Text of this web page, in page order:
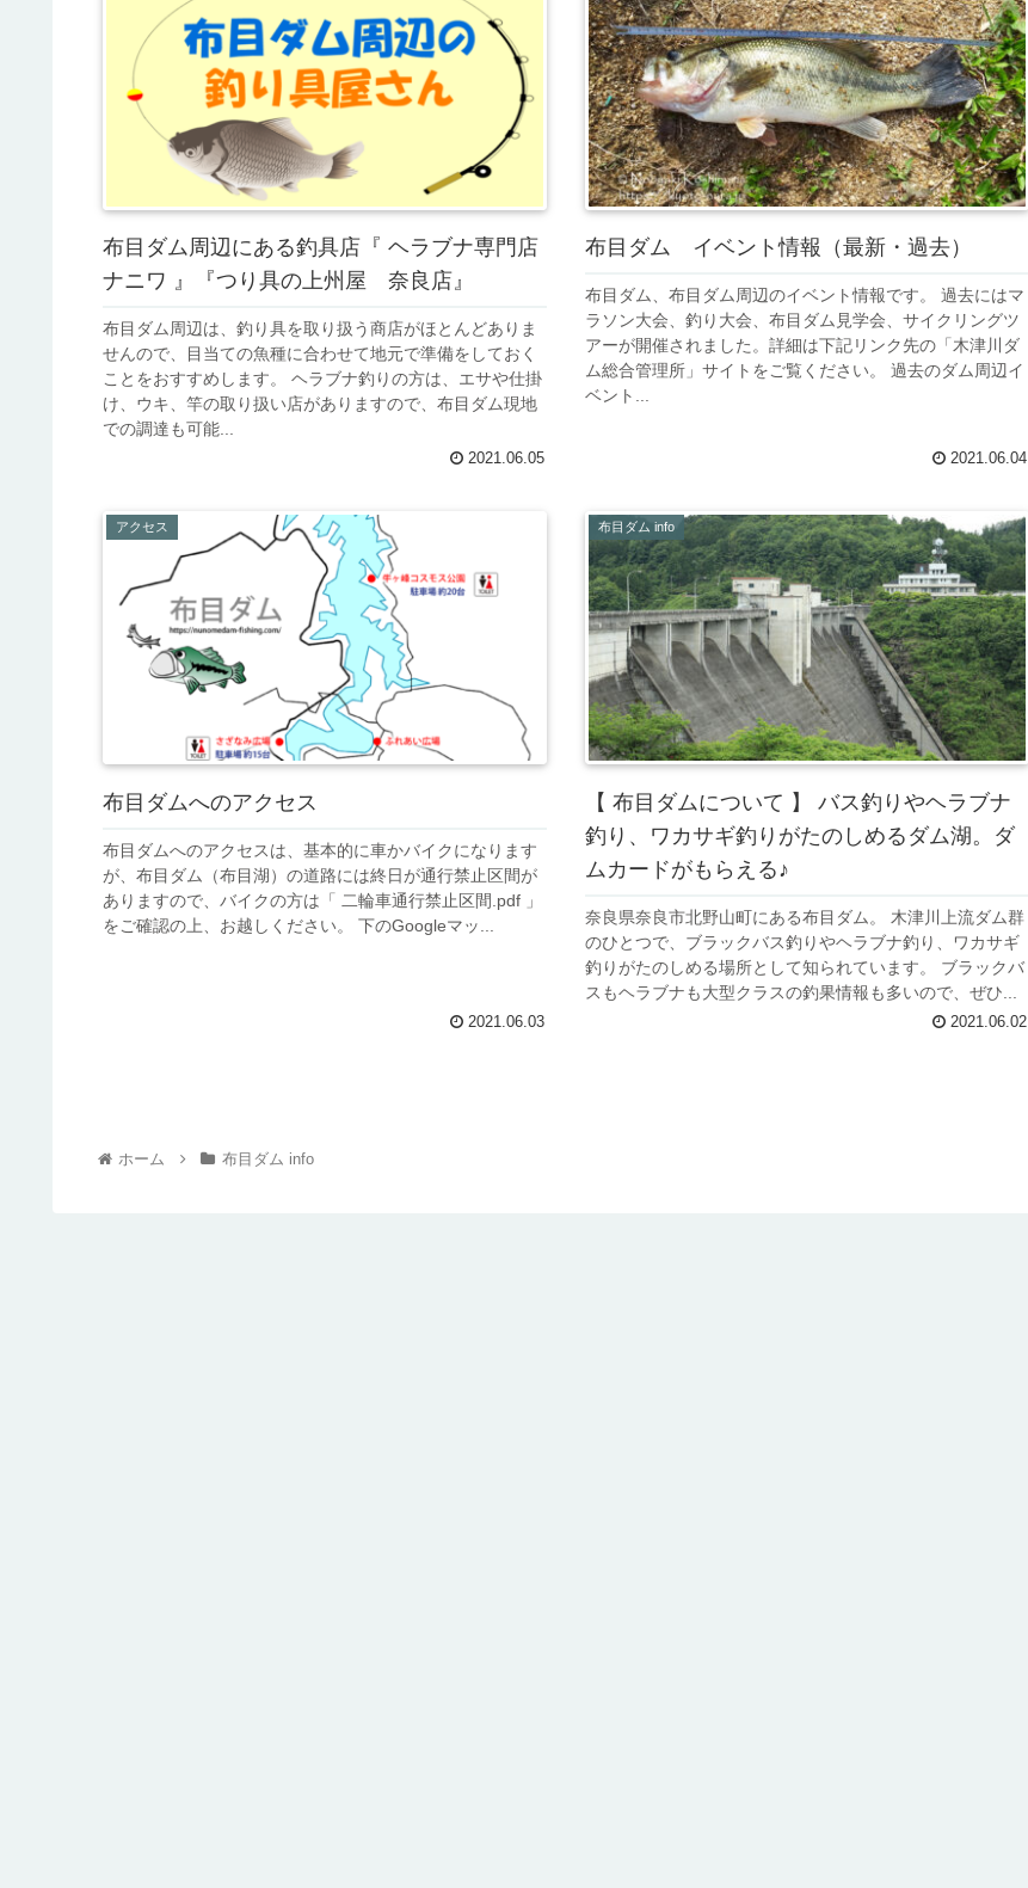
布目ダム周辺にある釣具店『 ヘラブナ専門店
ナニワ 』『つり具の上州屋 奈良店』
布目ダム周辺は、釣り具を取り扱う商店がほとんどありま
せんので、目当ての魚種に合わせて地元で準備をしておく
ことをおすすめします。 ヘラブナ釣りの方は、エサや仕掛
け、ウキ、竿の取り扱い店がありますので、布目ダム現地
での調達も可能...
2021.06.05
布目ダム イベント情報（最新・過去）
布目ダム、布目ダム周辺のイベント情報です。 過去にはマ
ラソン大会、釣り大会、布目ダム見学会、サイクリングツ
アーが開催されました。詳細は下記リンク先の「木津川ダ
ム総合管理所」サイトをご覧ください。 過去のダム周辺イ
ベント...
2021.06.04
アクセス
布目ダムへのアクセス
布目ダムへのアクセスは、基本的に車かバイクになります
が、布目ダム（布目湖）の道路には終日が通行禁止区間が
ありますので、バイクの方は「 二輪車通行禁止区間.pdf 」
をご確認の上、お越しください。 下のGoogleマッ...
2021.06.03
布目ダム info
【 布目ダムについて 】 バス釣りやヘラブナ
釣り、ワカサギ釣りがたのしめるダム湖。ダ
ムカードがもらえる♪
奈良県奈良市北野山町にある布目ダム。 木津川上流ダム群
のひとつで、ブラックバス釣りやヘラブナ釣り、ワカサギ
釣りがたのしめる場所として知られています。 ブラックバ
スもヘラブナも大型クラスの釣果情報も多いので、ぜひ...
2021.06.02
ホーム 布目ダム info